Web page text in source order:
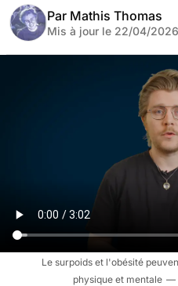
Par Mathis Thomas
Mis à jour le 22/04/2026
Le surpoids et l'obésité
physique et mentale